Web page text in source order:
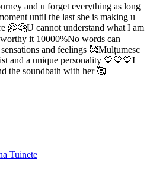
and u forget everything as long
until the last she is making u
🤗🤗U cannot understand what I am
it 10000%No words can
and feelings 🥰Mulțumesc
and a unique personality 💙💙💙I
the soundbath with her 🥰
Tuinete